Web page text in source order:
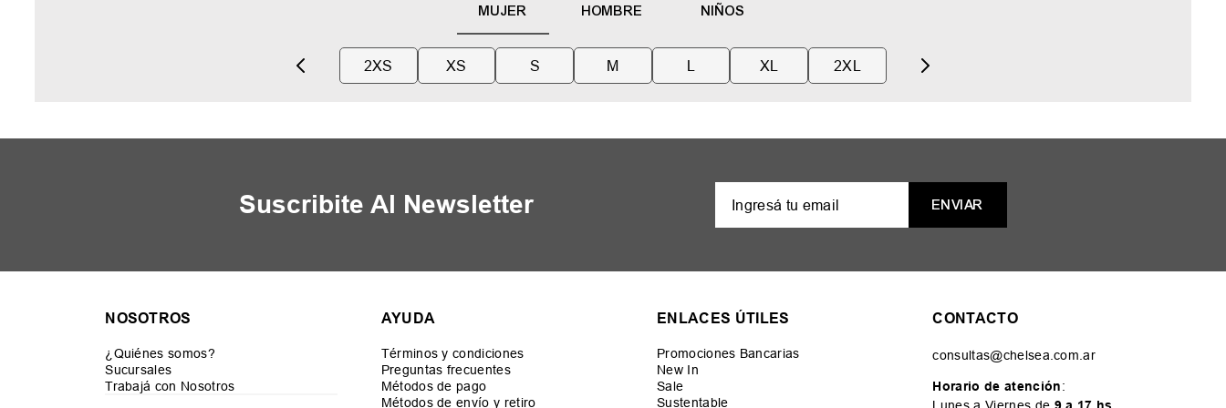
MUJER HOMBRE NIÑOS
2XS XS S M L XL 2XL
Suscribite Al Newsletter ENVIAR
NOSOTROS
¿Quiénes somos?
Sucursales
Trabajá con Nosotros
AYUDA
Términos y condiciones
Preguntas frecuentes
Métodos de pago
Métodos de envío y retiro
ENLACES ÚTILES
Promociones Bancarias
New In
Sale
Sustentable
CONTACTO
consultas@chelsea.com.ar
Horario de atención:
Lunes a Viernes de 9 a 17 hs